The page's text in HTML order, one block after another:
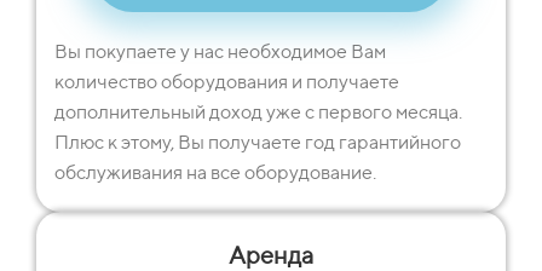
Вы покупаете у нас необходимое Вам
количество оборудования и получаете
дополнительный доход уже с первого месяца.
Плюс к этому, Вы получаете год гарантийного
обслуживания на все оборудование.
Аренда